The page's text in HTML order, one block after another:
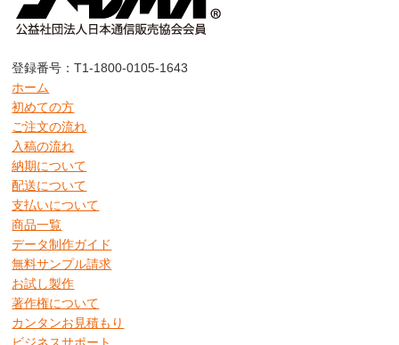
登録番号：T1-1800-0105-1643
ホーム
初めての方
ご注文の流れ
入稿の流れ
納期について
配送について
支払いについて
商品一覧
データ制作ガイド
無料サンプル請求
お試し製作
著作権について
カンタンお見積もり